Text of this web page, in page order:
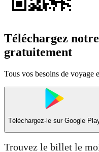
Téléchargez
gratuitement
Tous vos besoins de voyage
Téléchargez-le sur Google
Trouvez le billet le